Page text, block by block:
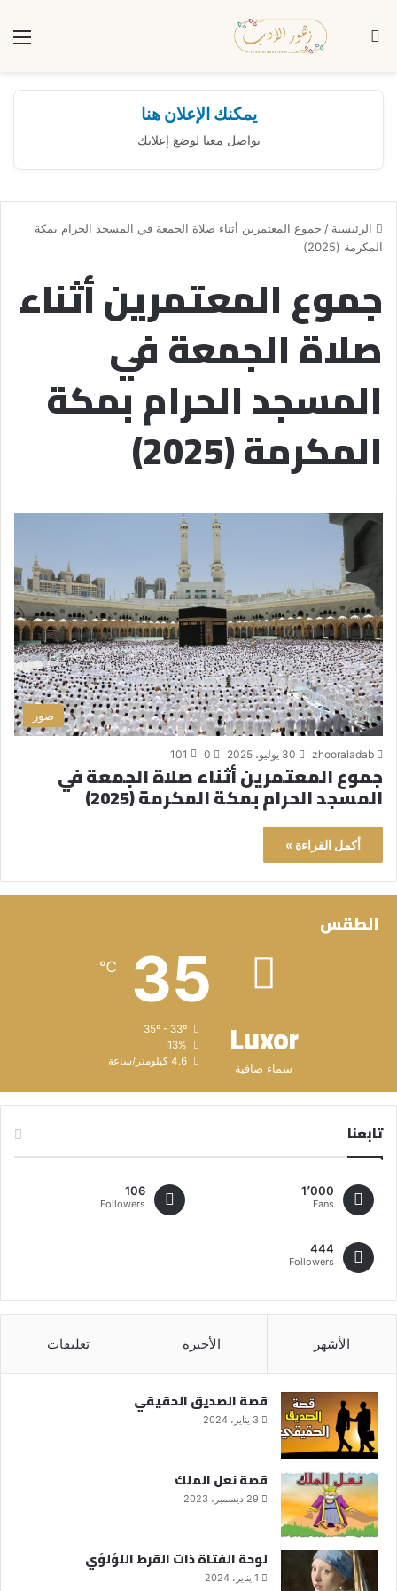
بحث عن
يمكنك الإعلان هنا
تواصل معنا لوضع إعلانك
الرئيسية / جموع المعتمرين أثناء صلاة الجمعة في المسجد الحرام بمكة
المكرمة (2025)
جموع المعتمرين أثناء
صلاة الجمعة في
المسجد الحرام بمكة
المكرمة (2025)
صور
zhooraladab 30 يوليو، 2025 0
101
جموع المعتمرين أثناء صلاة الجمعة في
المسجد الحرام بمكة المكرمة (2025)
أكمل القراءة »
الطقس
Luxor
سماء صافية
35
℃
35º - 33º
13%
4.6 كيلومتر/ساعة
تابعنا
1٬000
Fans
106
Followers
444
Followers
الأشهر الأخيرة تعليقات
قصة الصديق الحقيقي
3 يناير، 2024
قصة نعل الملك
29 ديسمبر، 2023
لوحة الفتاة ذات القرط اللؤلؤي
1 يناير، 2024